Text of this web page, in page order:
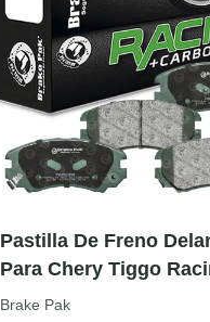
Pastilla De Freno
Para Chery Tiggo
Brake Pak